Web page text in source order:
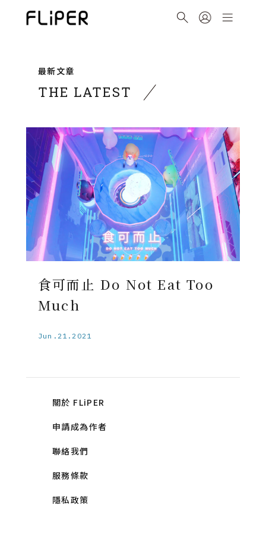
最新文章
THE LATEST
食可而止 Do Not Eat Too
Much
Jun.21.2021
關於 FLiPER
申請成為作者
聯絡我們
服務條款
隱私政策